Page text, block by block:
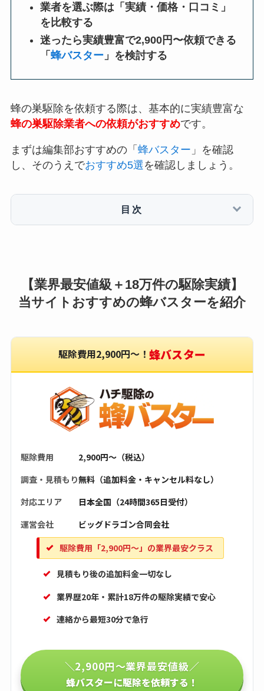
業者を選ぶ際は「実績・価格・口コミ」
を比較する
迷ったら実績豊富で2,900円〜依頼できる
「蜂バスター 」を検討する
蜂の巣駆除を依頼する際は、基本的に実績豊富な
蜂の巣駆除業者への依頼がおすすめです。
まずは編集部おすすめの「 蜂バスター 」を確認
し、そのうえでおすすめ5選 を確認しましょう。
目次
【業界最安値級＋18万件の駆除実績】
当サイトおすすめの蜂バスターを紹介
駆除費用2,900円〜！ 蜂バスター
駆除費用
2,900円〜（税込）
調査・見積もり無料（追加料金・キャンセル料なし）
対応エリア
日本全国（24時間365日受付）
運営会社
ビッグドラゴン合同会社
駆除費用「2,900円〜」の業界最安クラス
見積もり後の追加料金一切なし
業界歴20年・累計18万件の駆除実績で安心
連絡から最短30分で急行
＼2,900円〜業界最安値級／
蜂バスターに駆除を依頼する！